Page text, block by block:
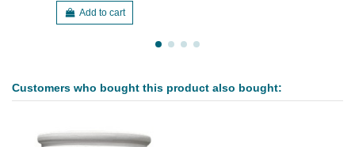
Add to cart
Customers who bought this product also bought: